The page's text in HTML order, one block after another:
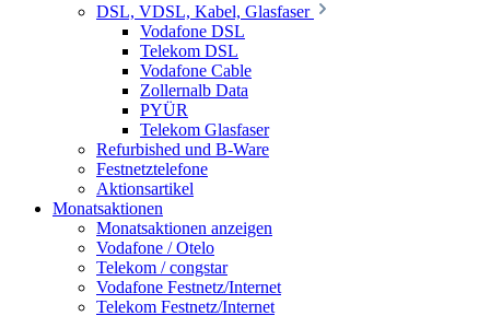
DSL, VDSL, Kabel, Glasfaser
Vodafone DSL
Telekom DSL
Vodafone Cable
Zollernalb Data
PYÜR
Telekom Glasfaser
Refurbished und B-Ware
Festnetztelefone
Aktionsartikel
Monatsaktionen
Monatsaktionen anzeigen
Vodafone / Otelo
Telekom / congstar
Vodafone Festnetz/Internet
Telekom Festnetz/Internet